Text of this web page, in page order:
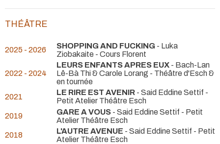
THÉÂTRE
2025 - 2026 SHOPPING AND FUCKING - Luka
Ziobakaite - Cours Florent
2022 - 2024
LEURS ENFANTS APRES EUX - Bach-Lan
Lê-Bà Thi & Carole Lorang - Théâtre d'Esch &
en tournée
2021
LE RIRE EST AVENIR - Said Eddine Settif -
Petit Atelier Théâtre Esch
2019
GARE A VOUS - Said Eddine Settif - Petit
Atelier Théâtre Esch
2018
L'AUTRE AVENUE - Said Eddine Settif - Petit
Atelier Théâtre Esch